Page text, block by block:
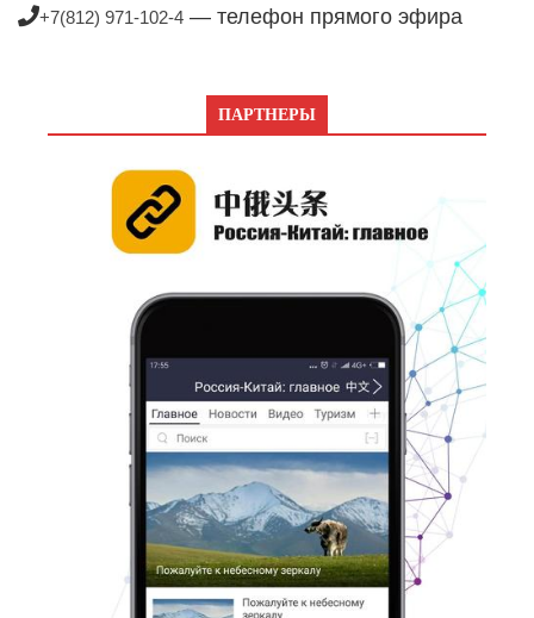
+7(812) 971-102-4 — телефон прямого эфира
ПАРТНЕРЫ